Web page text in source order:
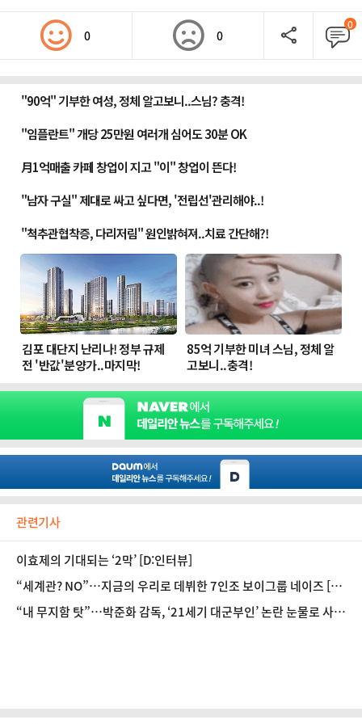
0 0
0
관련기사
이효제의 기대되는 ‘2막’ [D:인터뷰]
“세계관? NO”…지금의 우리로 데뷔한 7인조 보이그룹 네이즈 [D:
인터뷰]
“내 무지함 탓”…박준화 감독, ‘21세기 대군부인’ 논란 눈물로 사과